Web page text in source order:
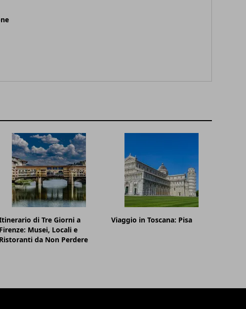
di Tre Giorni a
Firenze: Musei, Locali e
Ristoranti da Non Perdere
Viaggio in Toscana: Pisa